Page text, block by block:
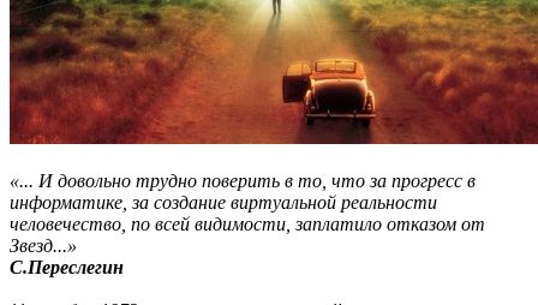
«... И довольно трудно поверить в то, что за прогресс в
информатике, за создание виртуальной реальности
человечество, по всей видимости, заплатило отказом от
Звезд...»
С.Переслегин